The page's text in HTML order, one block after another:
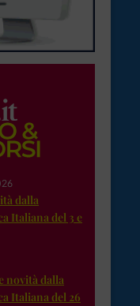
dalla
Italiana del 3 e
novità dalla
Italiana del 26